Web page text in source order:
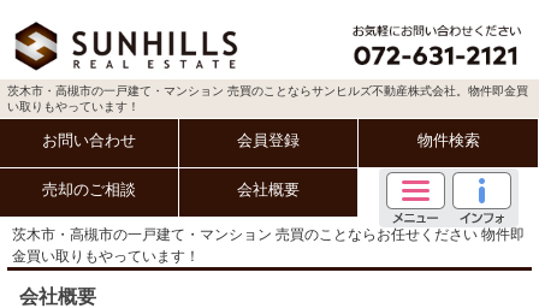
茨木市・高槻市の一戸建て・マンション 売買のことならサンヒルズ不動産株式会社。物件即金買
い取りもやっています！
お問い合わせ 会員登録 物件検索
売却のご相談 会社概要
茨木市・高槻市の一戸建て・マンション 売買のことならお任せください 物件即
金買い取りもやっています！
会社概要